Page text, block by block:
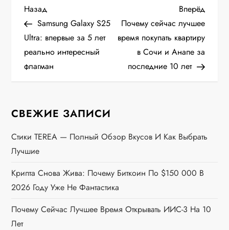
Н
а
в
г
а
ц
и
я
Предыдущая
запись
Назад
Samsung Galaxy S25
Ultra: впервые за 5 лет
реально интересный
флагман
запись
Вперёд
Почему сейчас лучшее
время покупать квартиру
в Сочи и Анапе за
последние 10 лет
СВЕЖИЕ ЗАПИСИ
Стики TEREA — Полный Обзор Вкусов И Как Выбрать
Лучшие
Крипта Снова Жива: Почему Биткоин По $150 000 В
2026 Году Уже Не Фантастика
Почему Сейчас Лучшее Время Открывать ИИС-3 На 10
Лет